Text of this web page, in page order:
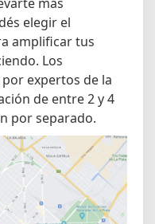
elegir el
amplificar tus
Los
expertos de la
de entre 2 y 4
por separado.